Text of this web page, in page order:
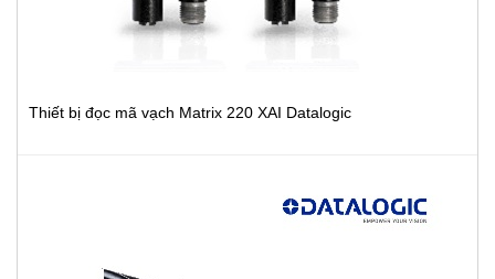
Thiết bị đọc mã vạch Matrix 220 XAI Datalogic